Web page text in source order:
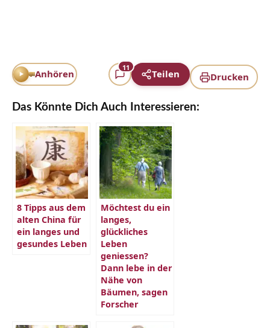
Drucken
Anhören
11
Teilen
Das Könnte Dich Auch Interessieren:
8 Tipps aus dem
alten China für
ein langes und
gesundes Leben
Möchtest du ein
langes,
glückliches
Leben
geniessen?
Dann lebe in der
Nähe von
Bäumen, sagen
Forscher